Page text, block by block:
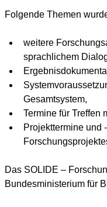
Folgende Themen
weitere
sprachlichem
Gesamtsystem,
Termine für Treffen
Projekttermine und
Das SOLIDE –
Bundesministerium für